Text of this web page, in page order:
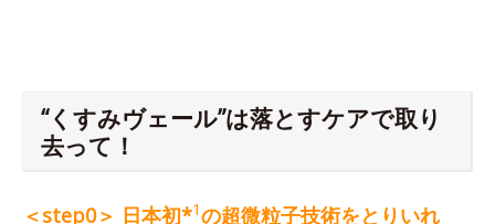
“くすみヴェール”は落とすケアで取り
去って！
＜step0＞ 日本初*1の超微粒子技術をとりいれ